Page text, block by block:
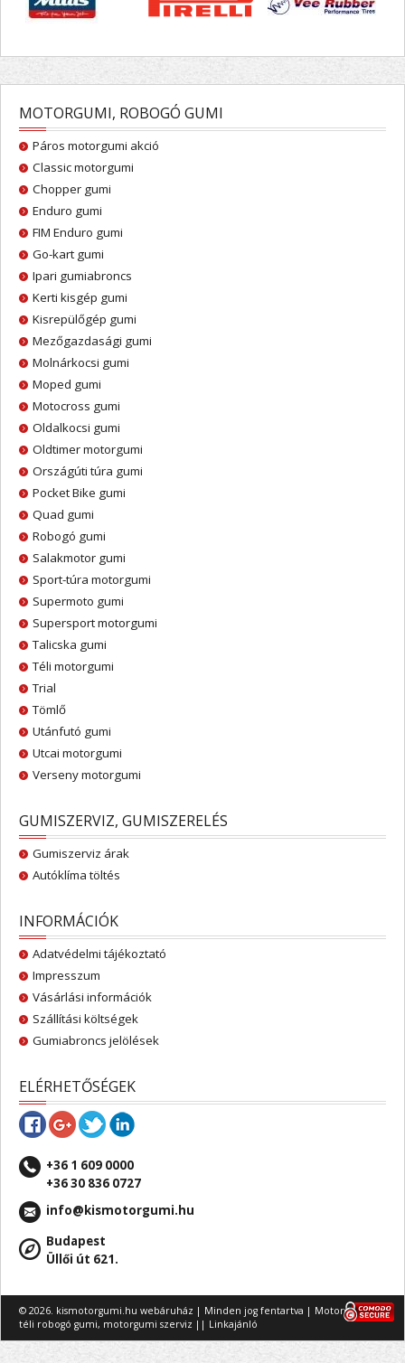
MOTORGUMI, ROBOGÓ GUMI
Páros motorgumi akció
Classic motorgumi
Chopper gumi
Enduro gumi
FIM Enduro gumi
Go-kart gumi
Ipari gumiabroncs
Kerti kisgép gumi
Kisrepülőgép gumi
Mezőgazdasági gumi
Molnárkocsi gumi
Moped gumi
Motocross gumi
Oldalkocsi gumi
Oldtimer motorgumi
Országúti túra gumi
Pocket Bike gumi
Quad gumi
Robogó gumi
Salakmotor gumi
Sport-túra motorgumi
Supermoto gumi
Supersport motorgumi
Talicska gumi
Téli motorgumi
Trial
Tömlő
Utánfutó gumi
Utcai motorgumi
Verseny motorgumi
GUMISZERVIZ, GUMISZERELÉS
Gumiszerviz árak
Autóklíma töltés
INFORMÁCIÓK
Adatvédelmi tájékoztató
Impresszum
Vásárlási információk
Szállítási költségek
Gumiabroncs jelölések
ELÉRHETŐSÉGEK
+36 1 609 0000
+36 30 836 0727
info@kismotorgumi.hu
Budapest
Üllői út 621.
© 2026. kismotorgumi.hu webáruház | Minden jog fentartva | Motorgumi,
téli robogó gumi, motorgumi szerviz || Linkajánló